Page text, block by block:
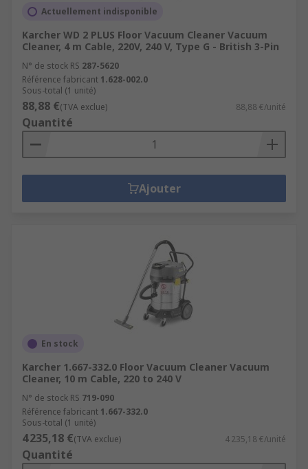
Actuellement indisponible
Karcher WD 2 PLUS Floor Vacuum Cleaner Vacuum
Cleaner, 4 m Cable, 220V, 240 V, Type G - British 3-Pin
N° de stock RS 287-5620
Référence fabricant 1.628-002.0
Sous-total (1 unité)
88,88 €(TVA exclue) 88,88 €/unité
Quantité
Ajouter
En stock
Karcher 1.667-332.0 Floor Vacuum Cleaner Vacuum
Cleaner, 10 m Cable, 220 to 240 V
N° de stock RS 719-090
Référence fabricant 1.667-332.0
Sous-total (1 unité)
4 235,18 €(TVA exclue) 4 235,18 €/unité
Quantité